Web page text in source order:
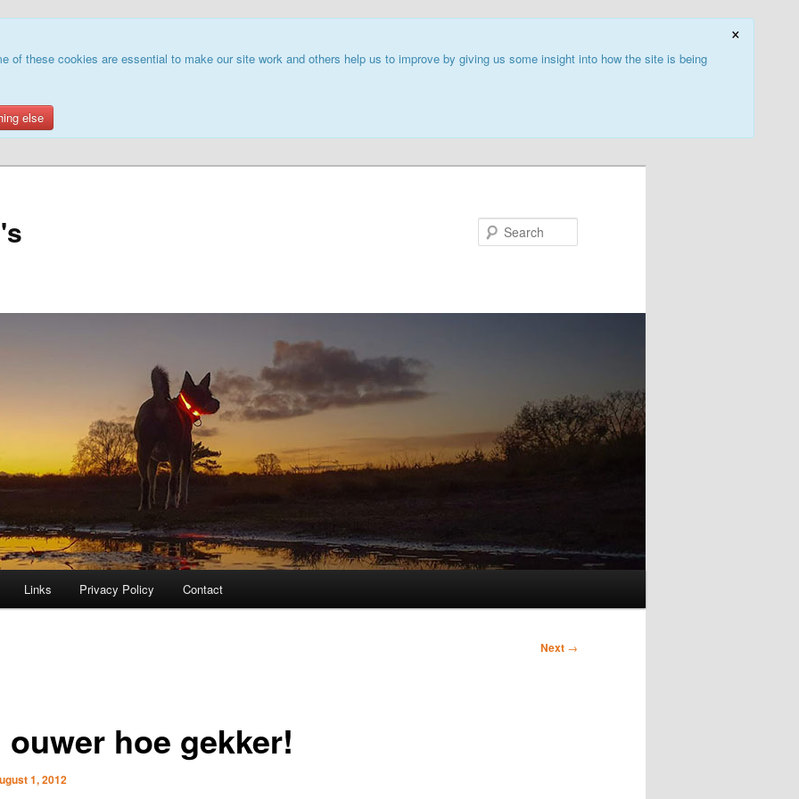
×
of these cookies are essential to make our site work and others help us to improve by giving us some insight into how the site is being
else
Links Privacy Policy Contact
Next →
ouwer hoe gekker!
1, 2012